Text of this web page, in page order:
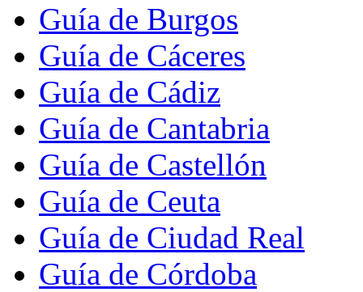
Guía de Burgos
Guía de Cáceres
Guía de Cádiz
Guía de Cantabria
Guía de Castellón
Guía de Ceuta
Guía de Ciudad Real
Guía de Córdoba